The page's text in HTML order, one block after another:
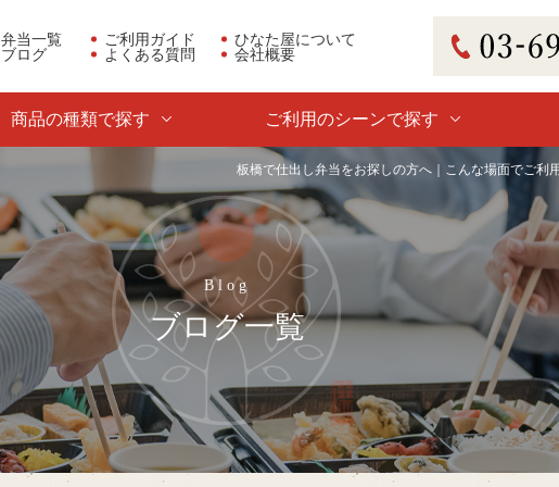
板橋で仕出し弁当をお探しの方へ｜こんな場面でご利
弁当一覧 ご利用ガイド
ひなた屋について
ブログ よくある質問 会社概要
03-6905-8910
商品の種類で探す ご利用のシーンで探す
ブログ一覧